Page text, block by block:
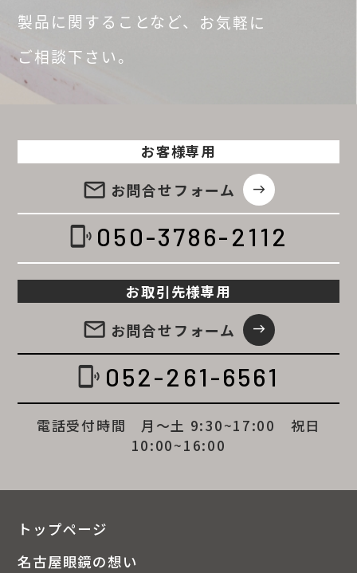
製品に関することなど、 お気軽に
ご相談下さい。
お客様専用
email お問合せフォーム east
phonelink_ring 050-3786-2112
お取引先様専用
email お問合せフォーム east
phonelink_ring 052-261-6561
電話受付時間 月～土 9:30~17:00 祝日
10:00~16:00
トップページ
名古屋眼鏡の想い